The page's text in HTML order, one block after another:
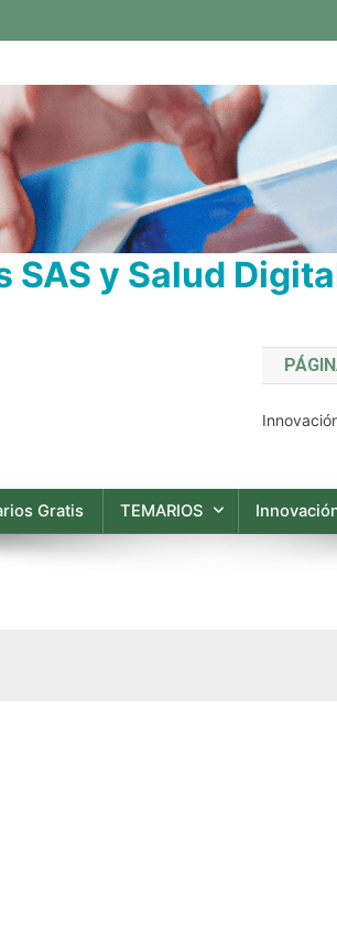
y Salud
Gratis TEMARIOS